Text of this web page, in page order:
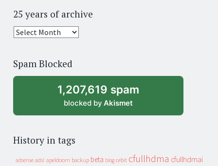
25 years of archive
25
archive
Spam Blocked
1,207,619 spam
blocked by Akismet
History in tags
adsense adsl apeldoorn backup beta blog cebit cfullhdma cfullhdmai